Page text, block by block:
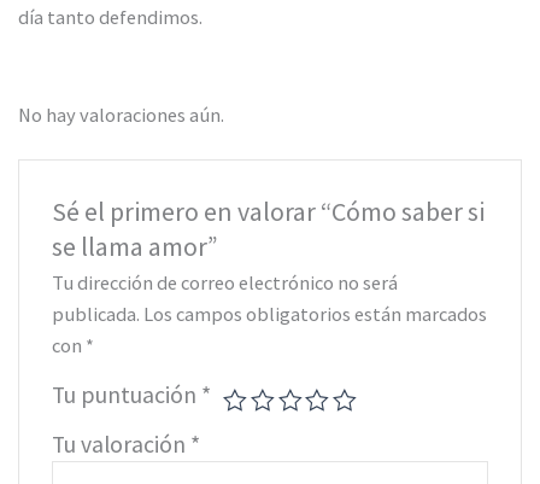
día tanto defendimos.
No hay valoraciones aún.
Sé el primero en valorar “Cómo saber si
se llama amor”
Tu dirección de correo electrónico no será
publicada. Los campos obligatorios están marcados
con *
Tu puntuación *
Tu valoración *